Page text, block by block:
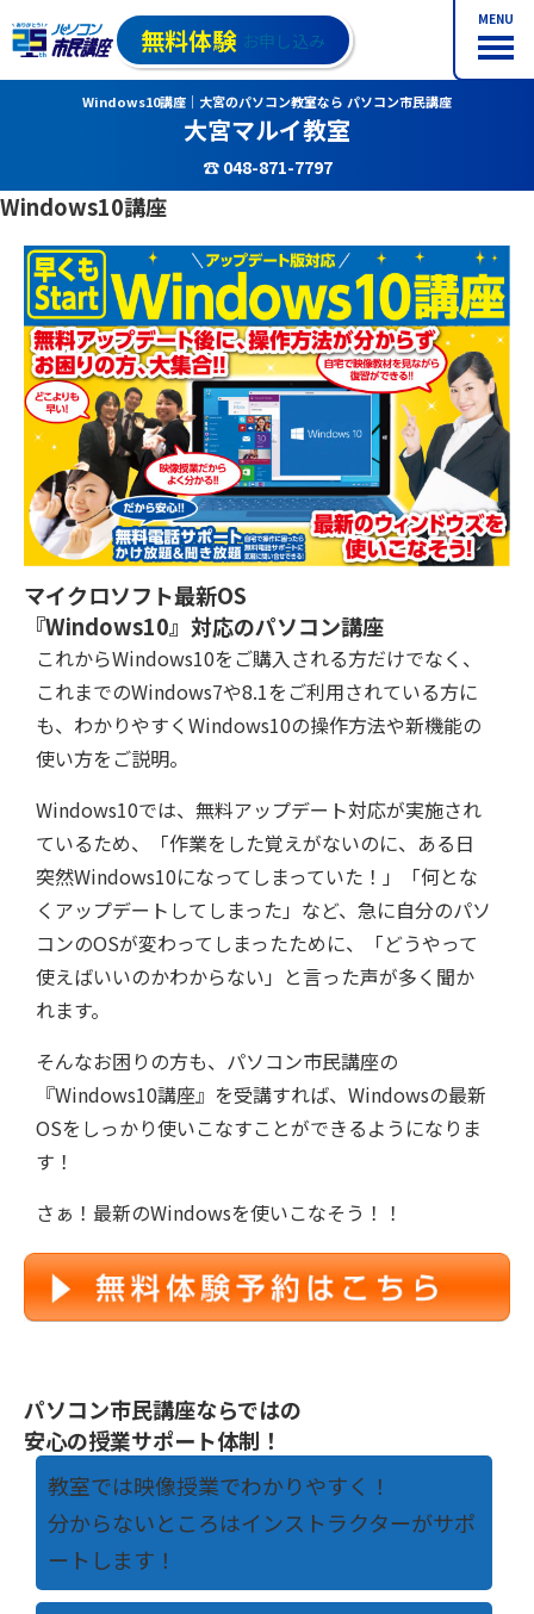
MENU
無料体験 お申し込み
Windows10講座｜大宮のパソコン教室なら パソコン市民講座
大宮マルイ教室
☎ 048-871-7797
Windows10講座
マイクロソフト最新OS
『Windows10』対応のパソコン講座
これからWindows10をご購入される方だけでなく、
これまでのWindows7や8.1をご利用されている方に
も、わかりやすくWindows10の操作方法や新機能の
使い方をご説明。
Windows10では、無料アップデート対応が実施され
ているため、「作業をした覚えがないのに、ある日
突然Windows10になってしまっていた！」「何とな
くアップデートしてしまった」など、急に自分のパソ
コンのOSが変わってしまったために、「どうやって
使えばいいのかわからない」と言った声が多く聞か
れます。
そんなお困りの方も、パソコン市民講座の
『Windows10講座』を受講すれば、Windowsの最新
OSをしっかり使いこなすことができるようになりま
す！
さぁ！最新のWindowsを使いこなそう！！
パソコン市民講座ならではの
安心の授業サポート体制！
教室では映像授業でわかりやすく！
分からないところはインストラクターがサポ
ートします！